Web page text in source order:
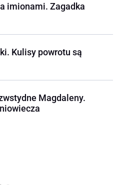
imionami. Zagadka
Kulisy powrotu są
Magdaleny.